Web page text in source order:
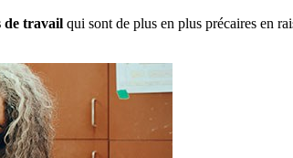
de travail qui sont de plus en plus précaires en